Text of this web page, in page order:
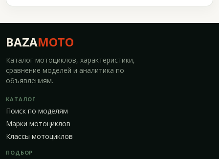
BAZAMOTO
Каталог мотоциклов, характеристики,
сравнение моделей и аналитика по
объявлениям.
КАТАЛОГ
Поиск по моделям
Марки мотоциклов
Классы мотоциклов
ПОДБОР